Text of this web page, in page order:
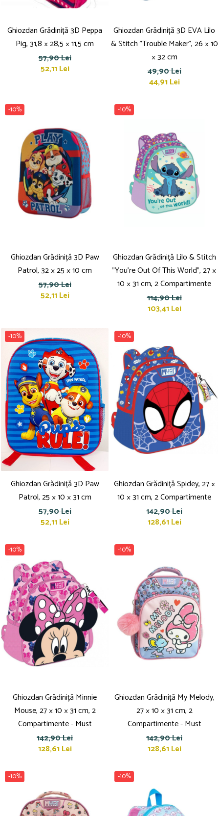
Ghiozdan Grădiniță 3D Peppa
Pig, 31,8 × 28,5 × 11,5 cm
57,90 Lei
52,11 Lei
Ghiozdan Grădiniță 3D EVA Lilo
& Stitch "Trouble Maker", 26 × 10
× 32 cm
49,90 Lei
44,91 Lei
-10%
Ghiozdan Grădiniță 3D Paw
Patrol, 32 × 25 × 10 cm
57,90 Lei
52,11 Lei
-10%
Ghiozdan Grădiniță Lilo & Stitch
"You're Out Of This World", 27 ×
10 × 31 cm, 2 Compartimente
114,90 Lei
103,41 Lei
-10%
Ghiozdan Grădiniță 3D Paw
Patrol, 25 × 10 × 31 cm
57,90 Lei
52,11 Lei
-10%
Ghiozdan Grădiniță Spidey, 27 ×
10 × 31 cm, 2 Compartimente
142,90 Lei
128,61 Lei
-10%
Ghiozdan Grădiniță Minnie
Mouse, 27 × 10 × 31 cm, 2
Compartimente - Must
142,90 Lei
128,61 Lei
-10%
Ghiozdan Grădiniță My Melody,
27 × 10 × 31 cm, 2
Compartimente - Must
142,90 Lei
128,61 Lei
-10% -10%